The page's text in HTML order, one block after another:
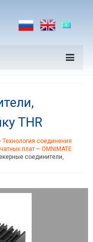
THR
Технология соединения
плат – OMNIMATE
соединители,